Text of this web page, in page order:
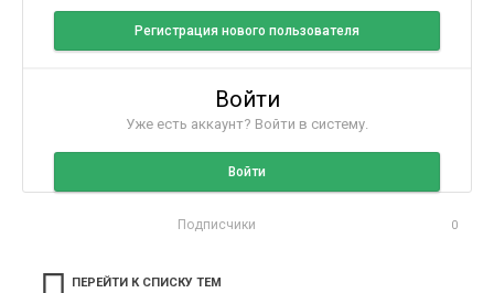
Регистрация нового пользователя
Войти
Уже есть аккаунт? Войти в систему.
Войти
Подписчики 0
ПЕРЕЙТИ К СПИСКУ ТЕМ